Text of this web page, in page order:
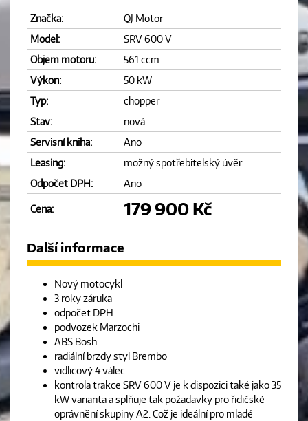
Značka:
QJ Motor
Model:
SRV 600 V
Objem motoru:
561 ccm
Výkon:
50 kW
Typ:
chopper
Stav:
nová
Servisní kniha:
Ano
Leasing:
možný spotřebitelský úvěr
Odpočet DPH:
Ano
Cena: 179 900 Kč
Další informace
Nový motocykl
3 roky záruka
odpočet DPH
podvozek Marzochi
ABS Bosh
radiální brzdy styl Brembo
vidlicový 4 válec
kontrola trakce SRV 600 V je k dispozici také jako 35
kW varianta a splňuje tak požadavky pro řidičské
oprávnění skupiny A2. Což je ideální pro mladé